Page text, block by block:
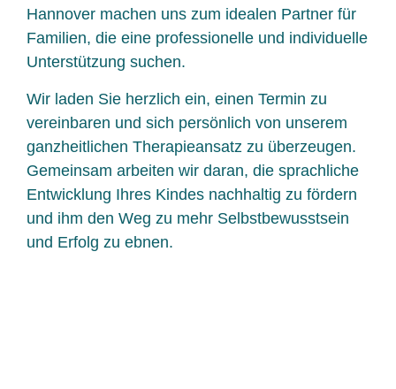
Hannover machen uns zum idealen Partner für
Familien, die eine professionelle und individuelle
Unterstützung suchen.
Wir laden Sie herzlich ein, einen Termin zu
vereinbaren und sich persönlich von unserem
ganzheitlichen Therapieansatz zu überzeugen.
Gemeinsam arbeiten wir daran, die sprachliche
Entwicklung Ihres Kindes nachhaltig zu fördern
und ihm den Weg zu mehr Selbstbewusstsein
und Erfolg zu ebnen.